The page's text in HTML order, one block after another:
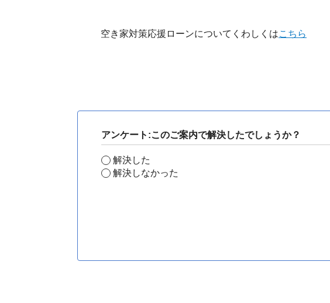
空き家対策応援ローンについてくわしくはこちら
アンケート:このご案内で解決したでしょうか？
解決した
解決しなかった